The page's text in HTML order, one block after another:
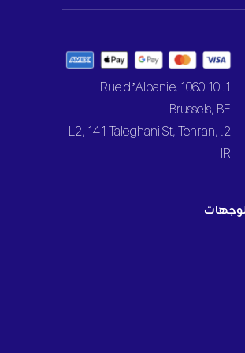
1. 10 Rue d’Albanie, 1060
Brussels, BE
2. L2, 141 Taleghani St, Tehran,
IR